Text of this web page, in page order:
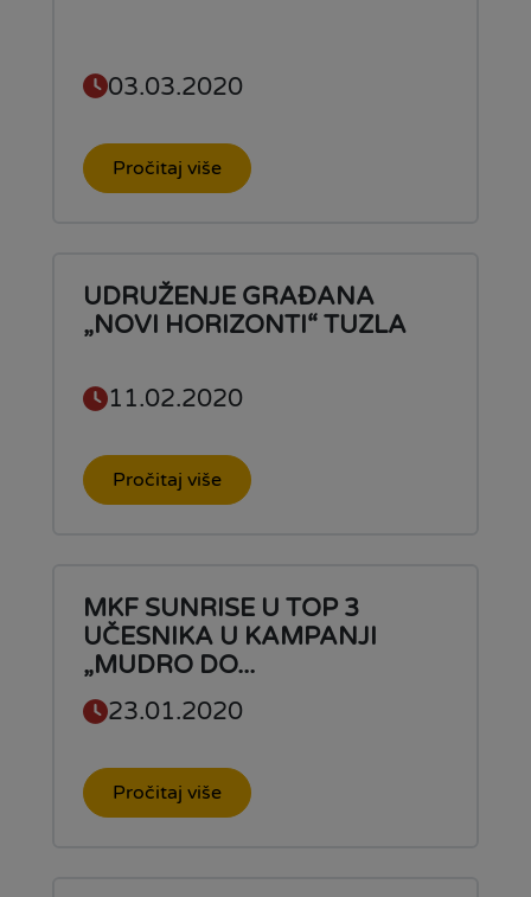
03.03.2020
Pročitaj više
UDRUŽENJE GRAĐANA
„NOVI HORIZONTI“ TUZLA
11.02.2020
Pročitaj više
MKF SUNRISE U TOP 3
UČESNIKA U KAMPANJI
„MUDRO DO...
23.01.2020
Pročitaj više